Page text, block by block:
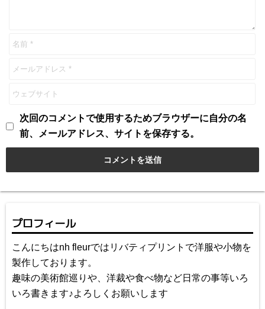
次回のコメントで使用するためブラウザーに自分の名
前、メールアドレス、サイトを保存する。
プロフィール
こんにちはnh fleurではリバティプリントで洋服や小物を
製作しております。
趣味の美術館巡りや、洋裁や食べ物など日常の事等いろ
いろ書きます♪よろしくお願いします